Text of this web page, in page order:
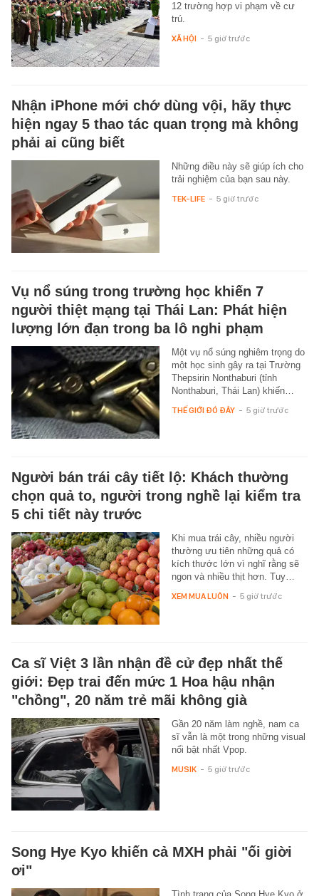
12 trường hợp vi phạm về cư
trú.
XÃ HỘI - 5 giờ trước
Nhận iPhone mới chớ dùng vội, hãy thực
hiện ngay 5 thao tác quan trọng mà không
phải ai cũng biết
Những điều này sẽ giúp ích cho
trải nghiệm của bạn sau này.
TEK-LIFE - 5 giờ trước
Vụ nổ súng trong trường học khiến 7
người thiệt mạng tại Thái Lan: Phát hiện
lượng lớn đạn trong ba lô nghi phạm
Một vụ nổ súng nghiêm trọng do
một học sinh gây ra tại Trường
Thepsirin Nonthaburi (tỉnh
Nonthaburi, Thái Lan) khiến…
THẾ GIỚI ĐÓ ĐÂY - 5 giờ trước
Người bán trái cây tiết lộ: Khách thường
chọn quả to, người trong nghề lại kiểm tra
5 chi tiết này trước
Khi mua trái cây, nhiều người
thường ưu tiên những quả có
kích thước lớn vì nghĩ rằng sẽ
ngon và nhiều thịt hơn. Tuy…
XEM MUA LUÔN - 5 giờ trước
Ca sĩ Việt 3 lần nhận đề cử đẹp nhất thế
giới: Đẹp trai đến mức 1 Hoa hậu nhận
"chồng", 20 năm trẻ mãi không già
Gần 20 năm làm nghề, nam ca
sĩ vẫn là một trong những visual
nổi bật nhất Vpop.
MUSIK - 5 giờ trước
Song Hye Kyo khiến cả MXH phải "ối giời
ơi"